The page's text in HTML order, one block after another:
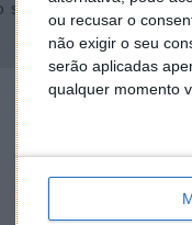
ou recusar o
não exigir o seu
serão aplicadas
qualquer momento
seu autor (nome